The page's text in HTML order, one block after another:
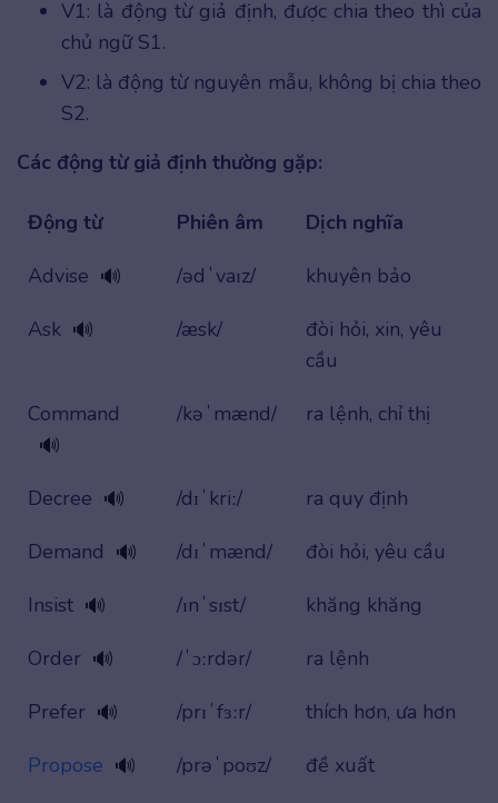
V1: là động từ giả định, được chia theo thì của
chủ ngữ S1.
V2: là động từ nguyên mẫu, không bị chia theo
S2.
Các động từ giả định thường gặp:
Động từ Phiên âm
Dịch nghĩa
Advise 🔊 /ədˈvaɪz/
khuyên bảo
Ask 🔊 /æsk/
đòi hỏi, xin, yêu
cầu
Command
🔊
/kəˈmænd/ ra lệnh, chỉ thị
Decree 🔊 /dɪˈkriː/
ra quy định
Demand 🔊 /dɪˈmænd/
đòi hỏi, yêu cầu
Insist 🔊 /ɪnˈsɪst/
khăng khăng
Order 🔊 /ˈɔːrdər/
ra lệnh
Prefer 🔊 /prɪˈfɜːr/
thích hơn, ưa hơn
Propose 🔊 /prəˈpoʊz/
đề xuất